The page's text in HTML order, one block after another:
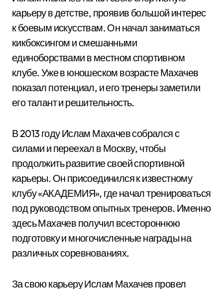
карьеру в детстве, проявив большой интерес
к боевым искусствам. Он начал заниматься
кикбоксингом и смешанными
единоборствами в местном спортивном
клубе. Уже в юношеском возрасте Махачев
показал потенциал, и его тренеры заметили
его талант и решительность.
В 2013 году Ислам Махачев собрался с
силами и переехал в Москву, чтобы
продолжить развитие своей спортивной
карьеры. Он присоединился к известному
клубу «АКАДЕМИЯ», где начал тренироваться
под руководством опытных тренеров. Именно
здесь Махачев получил всестороннюю
подготовку и многочисленные награды на
различных соревнованиях.
За свою карьеру Ислам Махачев провел